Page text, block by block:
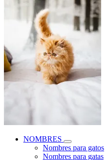
NOMBRES
Nombres para gatos
Nombres para gatas